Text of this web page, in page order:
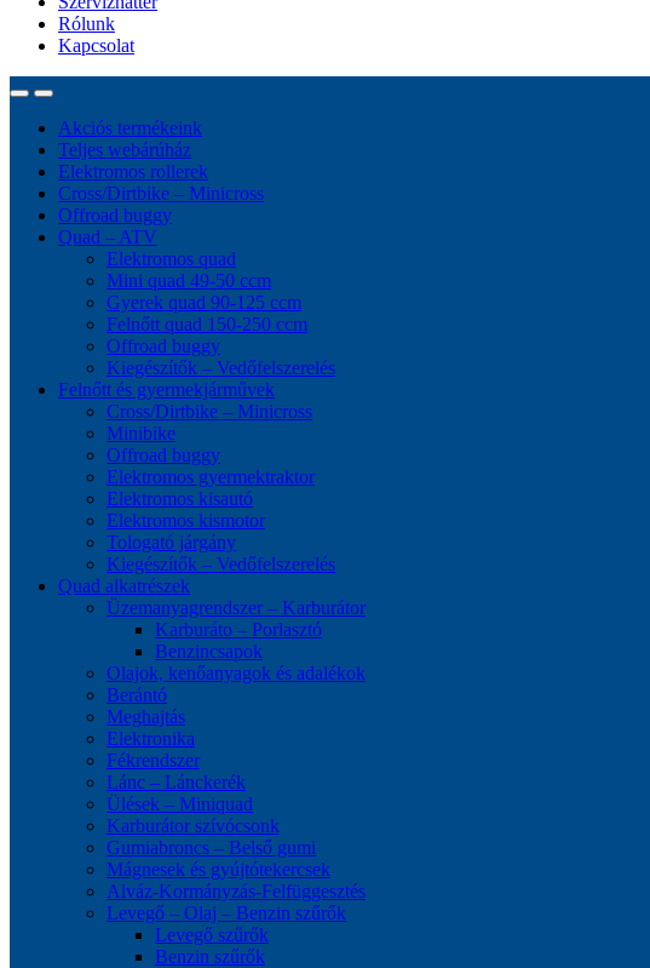
Rólunk
Kapcsolat
Akciós termékeink
Teljes webárúház
Elektromos rollerek
Cross/Dirtbike – Minicross
Offroad buggy
Quad – ATV
Elektromos quad
Mini quad 49-50 ccm
Gyerek quad 90-125 ccm
Felnőtt quad 150-250 ccm
Offroad buggy
Kiegészítők – Vedőfelszerelés
Felnőtt és gyermekjárművek
Cross/Dirtbike – Minicross
Minibike
Offroad buggy
Elektromos gyermektraktor
Elektromos kisautó
Elektromos kismotor
Tologató járgány
Kiegészítők – Vedőfelszerelés
Quad alkatrészek
Üzemanyagrendszer – Karburátor
Karburáto – Porlasztó
Benzincsapok
Olajok, kenőanyagok és adalékok
Berántó
Meghajtás
Elektronika
Fékrendszer
Lánc – Lánckerék
Ülések – Miniquad
Karburátor szívócsonk
Gumiabroncs – Belső gumi
Mágnesek és gyújtótekercsek
Alváz-Kormányzás-Felfüggesztés
Levegő – Olaj – Benzin szűrők
Levegő szűrők
Benzin szűrők